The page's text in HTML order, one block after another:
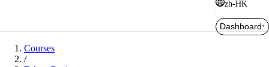
zh-HK
Dashboard
Courses
/